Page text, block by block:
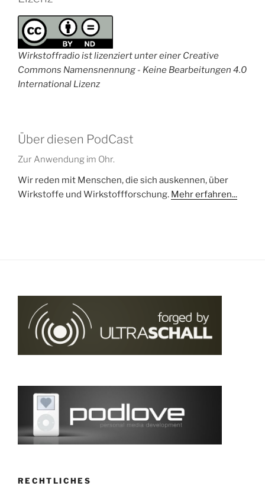
Wirkstoffradio ist lizenziert unter einer Creative
Commons Namensnennung - Keine Bearbeitungen 4.0
International Lizenz
Über diesen PodCast
Zur Anwendung im Ohr.
Wir reden mit Menschen, die sich auskennen, über
Wirkstoffe und Wirkstoffforschung. Mehr erfahren...
RECHTLICHES